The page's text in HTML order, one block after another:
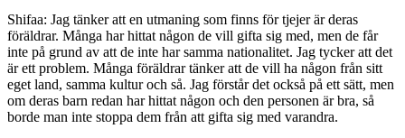
Shifaa: Jag tänker att en utmaning som finns för tjejer är deras
föräldrar. Många har hittat någon de vill gifta sig med, men de får
inte på grund av att de inte har samma nationalitet. Jag tycker att det
är ett problem. Många föräldrar tänker att de vill ha någon från sitt
eget land, samma kultur och så. Jag förstår det också på ett sätt, men
om deras barn redan har hittat någon och den personen är bra, så
borde man inte stoppa dem från att gifta sig med varandra.